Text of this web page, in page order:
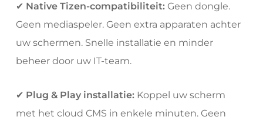
✔ Native Tizen-compatibiliteit: Geen dongle.
Geen mediaspeler. Geen extra apparaten achter
uw schermen. Snelle installatie en minder
beheer door uw IT-team.
✔ Plug & Play installatie: Koppel uw scherm
met het cloud CMS in enkele minuten. Geen